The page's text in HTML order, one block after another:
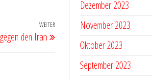
Nächster
Beitrag
WEITER
den Iran
Dezember 2023
November 2023
Oktober 2023
September 2023